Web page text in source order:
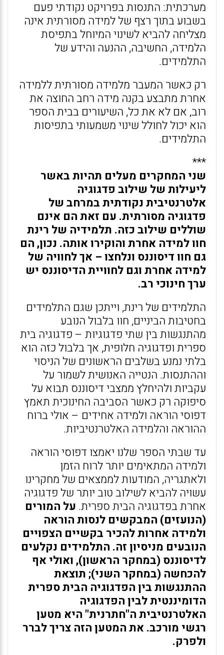
מערכתית: התנסות בפרויקט נקודתי פעם
בשבוע בתוך רצף של למידה מסורתית אינה
מצליחה להביא לשינוי המיוחל בתפיסת
הלמידה, החשיבה, ההנעה והידע של
התלמידים.
רק כאשר המעבר מלמידה מסורתית ללמידה
אחרת מתבצע בקנה מידה רחב החוצה את
רוב, אם לא את כל, השיעורים בבית הספר
הוא יכול לחולל שינוי משמעותי בתפיסות
התלמידים.
***
שני המחקרים מעלים תהיות באשר
ליעילות של שילוב פדגוגיה
אלטרנטיבית נקודתית במרחב של
פדגוגיה מסורתית. עם זאת הם אינם
שוללים שילוב כזה. תלמידיה של רינת
חוו למידה אחרת והוקירו אותה. נכון, הם
גם חוו דיסוננס ונלחצו – אך לחוויה של
למידה אחרת וגם לחוויית הדיסוננס יש
ערך חינוכי רב.
התלמידים של רינת, וייתכן שגם התלמידים
בחטיבות הביניים, חוו בלבול הנובע
מהתנגשות בין שתי פדגוגיות – פדגוגיה בית
ספרית ופדגוגיה חלופית, אך בלבול כזה הוא
בלתי נמנע בשלבים הראשונים של הניסוי
וההתנסות. הנטייה האנושית לשמור על
עקביות ולהיחלץ ממצבי דיסוננס תבוא על
סיפוקה רק כאשר הסביבה החינוכית תאמץ
דפוסי הוראה ולמידה אחידים – אולי ברוח
ההוראה והלמידה האלטרנטיביות.
עד שבתי הספר שלנו יאמצו דפוסי הוראה
ולמידה המתאימים יותר לרוח הזמן
ולאתגריה, המודעות לממצאים של מחקרינו
עשויה להביא לשילוב טוב יותר של פדגוגיה
אחרת בפדגוגיה הבית ספרית. על המורים
(הנועזים) המבקשים לנסות הוראה
ולמידה אחרות להכיר בקשיים הצפויים
הנובעים מניסיון זה. התלמידים נקלעים
לדיסוננס (במחקר הראשון), ואולי אף
להכחשה (במחקר השני); תוצאת
ההתנגשות בין הפדגוגיה הבית ספרית
הדומיננטית לבין הפדגוגיה
האלטרנטיבית ה"חתרנית" היא מטען
רגשי מורכב. את המטען הזה צריך לברר
ולפרק.